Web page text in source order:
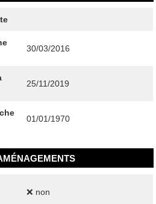
30/03/2016
25/11/2019
01/01/1970
❌ non